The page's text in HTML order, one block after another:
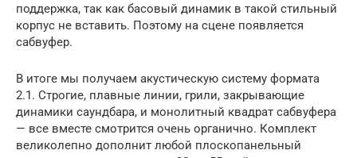
поддержка, так как басовый динамик в такой стильный
корпус не вставить. Поэтому на сцене появляется
сабвуфер.
В итоге мы получаем акустическую систему формата
2.1. Строгие, плавные линии, грили, закрывающие
динамики саундбара, и монолитный квадрат сабвуфера
— все вместе смотрится очень органично. Комплект
великолепно дополнит любой плоскопанельный